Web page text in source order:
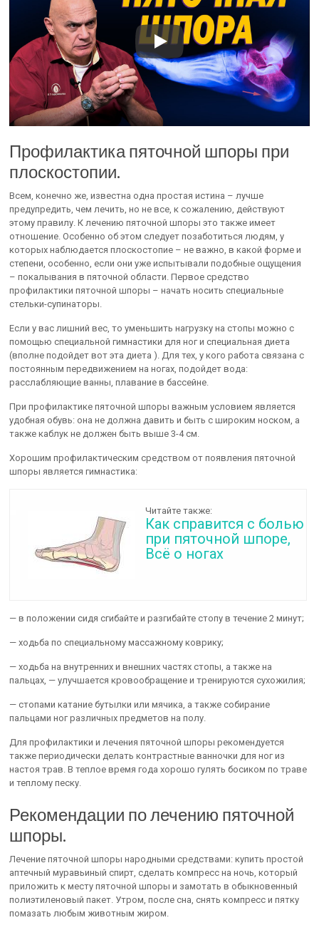
Профилактика пяточной шпоры при
плоскостопии.
Всем, конечно же, известна одна простая истина – лучше
предупредить, чем лечить, но не все, к сожалению, действуют
этому правилу. К лечению пяточной шпоры это также имеет
отношение. Особенно об этом следует позаботиться людям, у
которых наблюдается плоскостопие – не важно, в какой форме и
степени, особенно, если они уже испытывали подобные ощущения
– покалывания в пяточной области. Первое средство
профилактики пяточной шпоры – начать носить специальные
стельки-супинаторы.
Если у вас лишний вес, то уменьшить нагрузку на стопы можно с
помощью специальной гимнастики для ног и специальная диета
(вполне подойдет вот эта диета ). Для тех, у кого работа связана с
постоянным передвижением на ногах, подойдет вода:
расслабляющие ванны, плавание в бассейне.
При профилактике пяточной шпоры важным условием является
удобная обувь: она не должна давить и быть с широким носком, а
также каблук не должен быть выше 3-4 см.
Хорошим профилактическим средством от появления пяточной
шпоры является гимнастика:
Читайте также:
Как справится с болью
при пяточной шпоре,
Всё о ногах
— в положении сидя сгибайте и разгибайте стопу в течение 2 минут;
— ходьба по специальному массажному коврику;
— ходьба на внутренних и внешних частях стопы, а также на
пальцах, — улучшается кровообращение и тренируются сухожилия;
— стопами катание бутылки или мячика, а также собирание
пальцами ног различных предметов на полу.
Для профилактики и лечения пяточной шпоры рекомендуется
также периодически делать контрастные ванночки для ног из
настоя трав. В теплое время года хорошо гулять босиком по траве
и теплому песку.
Рекомендации по лечению пяточной
шпоры.
Лечение пяточной шпоры народными средствами: купить простой
аптечный муравьиный спирт, сделать компресс на ночь, который
приложить к месту пяточной шпоры и замотать в обыкновенный
полиэтиленовый пакет. Утром, после сна, снять компресс и пятку
помазать любым животным жиром.